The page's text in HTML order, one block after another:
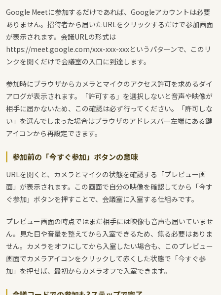
Google Meetに参加するだけであれば、Googleアカウントは必要
ありません。招待者から届いたURLをクリックするだけで参加画面
が表示されます。会議URLの形式は
https://meet.google.com/xxx-xxx-xxxというパターンで、このリ
ンクを開くだけで会議室の入口に到達します。
参加時にブラウザからカメラとマイクのアクセス許可を求めるダイ
アログが表示されます。「許可する」を選択しないと音声や映像が
相手に届かないため、この確認は必ず行ってください。「許可しな
い」を選んでしまった場合はブラウザのアドレスバー左端にある鍵
アイコンから再設定できます。
参加前の「今すぐ参加」ボタンの意味
URLを開くと、カメラとマイクの状態を確認する「プレビュー画
面」が表示されます。この画面で自分の映像を確認してから「今す
ぐ参加」ボタンを押すことで、会議室に入室する仕組みです。
プレビュー画面の時点ではまだ相手には映像も音声も届いていませ
ん。見た目や音量を整えてから入室できるため、焦る必要はありま
せん。カメラをオフにしてから入室したい場合も、このプレビュー
画面でカメラアイコンをクリックして赤くした状態で「今すぐ参
加」を押せば、最初からカメラオフで入室できます。